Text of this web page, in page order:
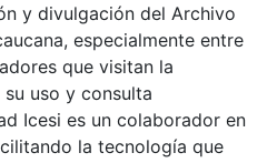
y divulgación del Archivo
especialmente entre
que visitan la
uso y consulta
Icesi es un colaborador en
la tecnología que